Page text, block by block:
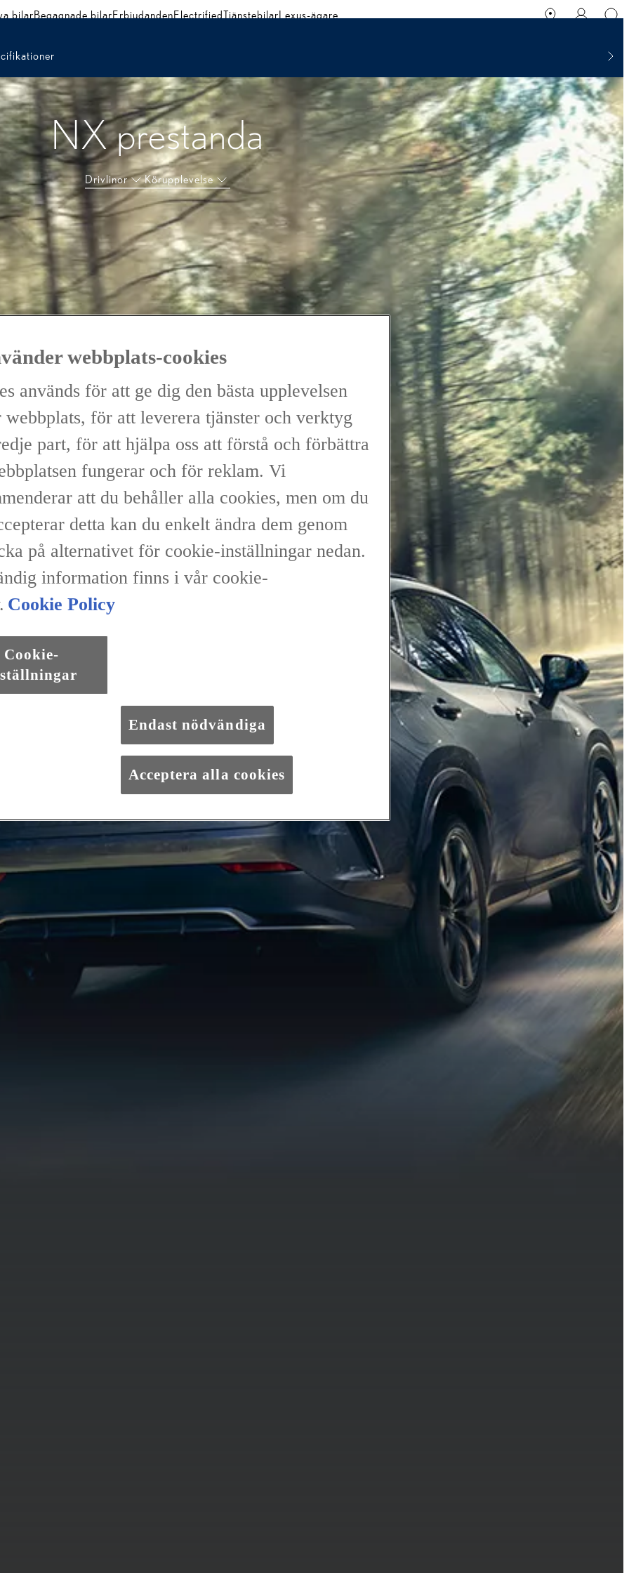
bilarBegagnade bilarErbjudandenElectrifiedTjänstebilarLexus-ägare
NX prestanda
Drivlinor Körupplevelse
webbplats-cookies
används för att ge dig den bästa upplevelsen
webbplats, för att leverera tjänster och verktyg
part, för att hjälpa oss att förstå och förbättra
fungerar och för reklam. Vi
att du behåller alla cookies, men om du
detta kan du enkelt ändra dem genom
på alternativet för cookie-inställningar nedan.
information finns i vår cookie-
Cookie Policy
Cookie-
Endast nödvändiga
Acceptera alla cookies